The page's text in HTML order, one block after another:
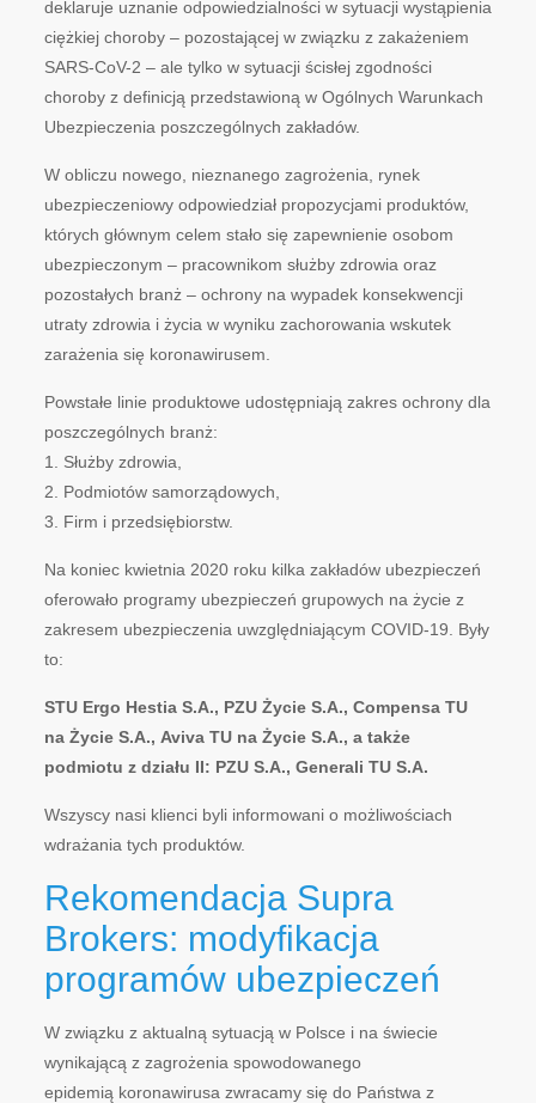
deklaruje uznanie odpowiedzialności w sytuacji wystąpienia
ciężkiej choroby – pozostającej w związku z zakażeniem
SARS-CoV-2 – ale tylko w sytuacji ścisłej zgodności
choroby z definicją przedstawioną w Ogólnych Warunkach
Ubezpieczenia poszczególnych zakładów.
W obliczu nowego, nieznanego zagrożenia, rynek
ubezpieczeniowy odpowiedział propozycjami produktów,
których głównym celem stało się zapewnienie osobom
ubezpieczonym – pracownikom służby zdrowia oraz
pozostałych branż – ochrony na wypadek konsekwencji
utraty zdrowia i życia w wyniku zachorowania wskutek
zarażenia się koronawirusem
Powstałe linie produktowe udostępniają zakres ochrony dla
poszczególnych branż:
1. Służby zdrowia,
2. Podmiotów samorządowych,
3. Firm i przedsiębiorstw.
Na koniec kwietnia 2020 roku kilka zakładów ubezpieczeń
oferowało programy ubezpieczeń grupowych na życie z
zakresem ubezpieczenia uwzględniającym COVID-19. Były
to:
STU Ergo Hestia S.A., PZU Życie S.A., CompensaTU
na Życie S.A., AvivaTU na Życie S.A., a także
podmiotu z działu II: PZU S.A., Generali TU S.A.
Wszyscy nasi klienci byli informowani o możliwościach
wdrażania tych produktów.
Rekomendacja Supra
Brokers: modyfikacja
programów ubezpieczeń
W związku z aktualną sytuacją w Polsce i na świecie
wynikającą z zagrożenia spowodowanego
epidemią koronawirusa zwracamy się do Państwa z